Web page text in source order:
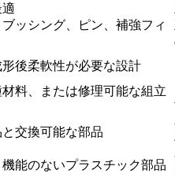
ッシング、ピン、補強フィ
後柔軟性が必要な設計
料、または修理可能な組立
交換可能な部品
能のないプラスチック部品